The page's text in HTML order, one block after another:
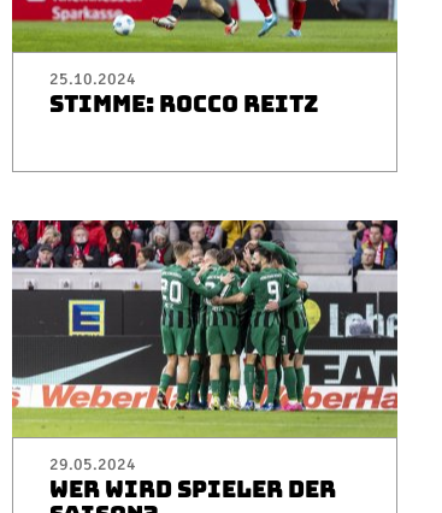
25.10.2024
STIMME: ROCCO REITZ
29.05.2024
WER WIRD SPIELER DER